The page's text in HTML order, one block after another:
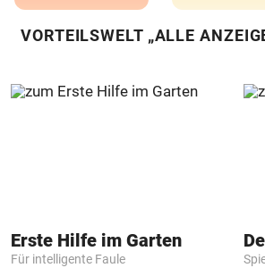
VORTEILSWELT „ALLE
Erste Hilfe im Garten
Für intelligente Faule